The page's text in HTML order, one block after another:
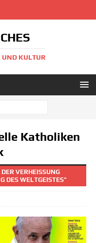
UND KULTUR
Katholiken
VERHEISSUNG C
DES WELTGEISTES"